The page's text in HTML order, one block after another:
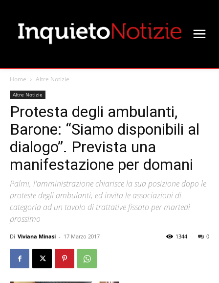
Home Altre Notizie
Altre Notizie
Protesta degli ambulanti,
Barone: “Siamo disponibili al
dialogo”. Prevista una
manifestazione per domani
Palmi, l'amministrazione chiarisce la sua posizione dopo le
proteste degli ambulanti, ed invita le associazioni di
categoria ad un tavolo di trattative fissato per martedì
prossimo
Di Viviana Minasi - 17 Marzo 2017 0
1344